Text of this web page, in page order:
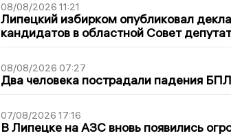
08/08/2026 11:21
Липецкий избирком опубликовал
кандидатов в областной Совет
08/08/2026 07:27
Два человека пострадали падения
07/08/2026 17:16
В Липецке на АЗС вновь появились